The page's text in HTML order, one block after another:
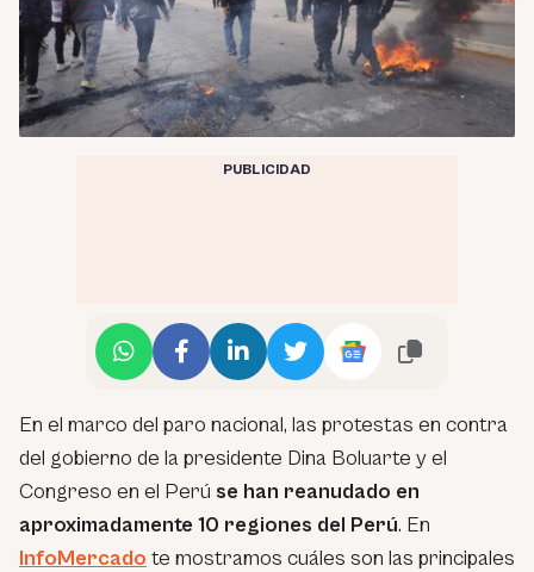
PUBLICIDAD
En el marco del paro nacional, las protestas en contra
del gobierno de la presidente Dina Boluarte y el
Congreso en el Perú se han reanudado en
aproximadamente 10 regiones del Perú. En
InfoMercado te mostramos cuáles son las principales